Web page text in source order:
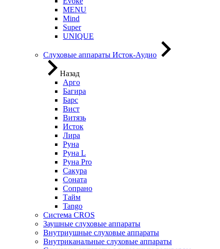
MENU
Mind
Super
UNIQUE
Слуховые аппараты Исток-Аудио
Назад
Арго
Багира
Барс
Вист
Витязь
Исток
Лира
Руна
Руна L
Руна Pro
Сакура
Соната
Сопрано
Тайм
Tango
Система CROS
Заушные слуховые аппараты
Внутриушные слуховые аппараты
Внутриканальные слуховые аппараты